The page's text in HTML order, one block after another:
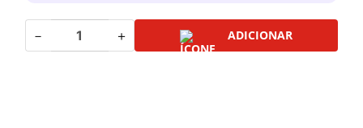
－ ＋ ADICIONAR